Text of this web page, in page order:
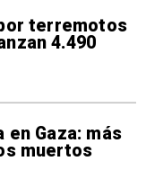
terremotos
4.490
en Gaza: más
muertos